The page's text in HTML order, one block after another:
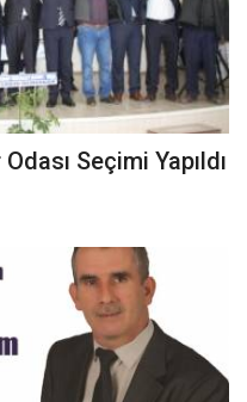
Seçimi Yapıldı